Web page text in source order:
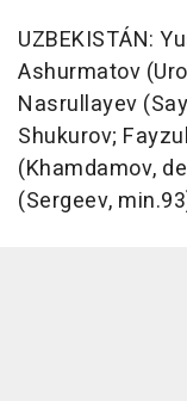
UZBEKISTÁN:
Ashurmatov
Nasrullayev
Shukurov;
(Khamdamov,
(Sergeev,